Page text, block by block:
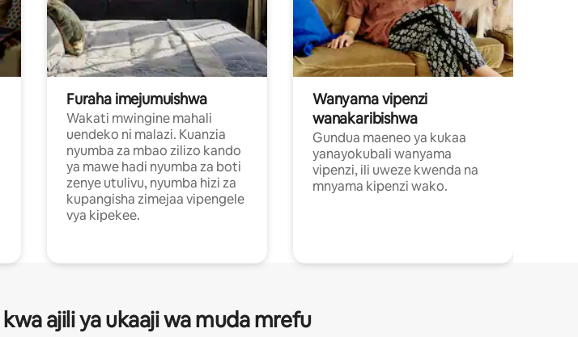
Furaha imejumuishwa
Wakati mwingine mahali
uendeko ni malazi. Kuanzia
nyumba za mbao zilizo kando
ya mawe hadi nyumba za boti
zenye utulivu, nyumba hizi za
kupangisha zimejaa vipengele
vya kipekee.
Wanyama vipenzi
wanakaribishwa
Gundua maeneo ya kukaa
yanayokubali wanyama
vipenzi, ili uweze kwenda na
mnyama kipenzi wako.
ajili ya ukaaji wa muda mrefu